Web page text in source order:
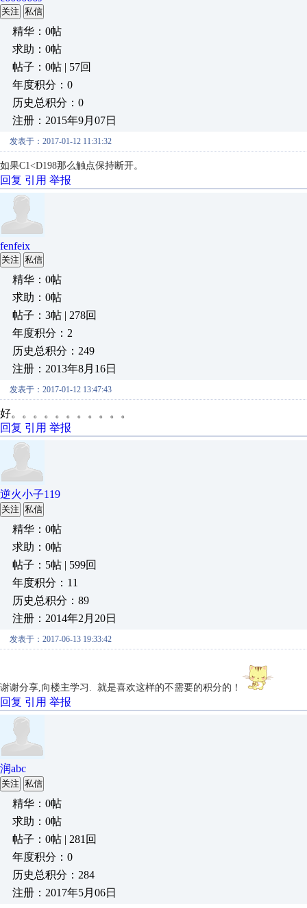
关注 私信
精华：0帖
求助：0帖
帖子：0帖 | 57回
年度积分：0
历史总积分：0
注册：2015年9月07日
发表于：2017-01-12 11:31:32
如果C1<D198那么触点保持断开。
回复 引用 举报
fenfeix
关注 私信
精华：0帖
求助：0帖
帖子：3帖 | 278回
年度积分：2
历史总积分：249
注册：2013年8月16日
发表于：2017-01-12 13:47:43
好。。。。。。。。。。。
回复 引用 举报
逆火小子119
关注 私信
精华：0帖
求助：0帖
帖子：5帖 | 599回
年度积分：11
历史总积分：89
注册：2014年2月20日
发表于：2017-06-13 19:33:42
谢谢分享,向楼主学习. 就是喜欢这样的不需要的积分的！
回复 引用 举报
润abc
关注 私信
精华：0帖
求助：0帖
帖子：0帖 | 281回
年度积分：0
历史总积分：284
注册：2017年5月06日